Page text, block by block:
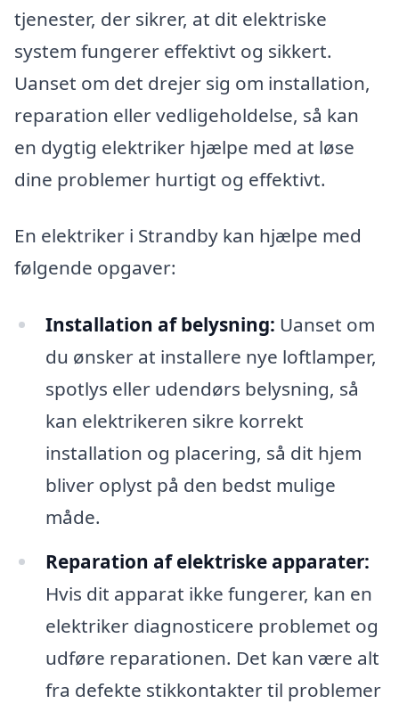
tjenester, der sikrer, at dit elektriske
system fungerer effektivt og sikkert.
Uanset om det drejer sig om installation,
reparation eller vedligeholdelse, så kan
en dygtig elektriker hjælpe med at løse
dine problemer hurtigt og effektivt.
En elektriker i Strandby kan hjælpe med
følgende opgaver:
Installation af belysning: Uanset om
du ønsker at installere nye loftlamper,
spotlys eller udendørs belysning, så
kan elektrikeren sikre korrekt
installation og placering, så dit hjem
bliver oplyst på den bedst mulige
måde.
Reparation af elektriske apparater:
Hvis dit apparat ikke fungerer, kan en
elektriker diagnosticere problemet og
udføre reparationen. Det kan være alt
fra defekte stikkontakter til problemer